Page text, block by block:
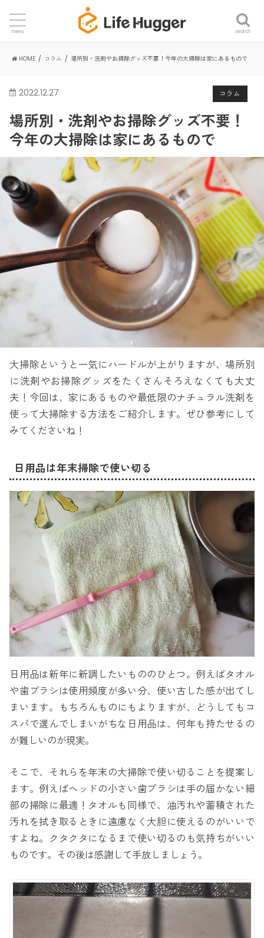
search
menu
HOME コラム 場所別・洗剤やお掃除グッズ不要！今年の大掃除は家にあるもので
コラム
2022.12.27
場所別・洗剤やお掃除グッズ不要！
今年の大掃除は家にあるもので
大掃除というと一気にハードルが上がりますが、場所別
に洗剤やお掃除グッズをたくさんそろえなくても大丈
夫！今回は、家にあるものや最低限のナチュラル洗剤を
使って大掃除する方法をご紹介します。ぜひ参考にして
みてくださいね！
日用品は年末掃除で使い切る
日用品は新年に新調したいもののひとつ。例えばタオル
や歯ブラシは使用頻度が多い分、使い古した感が出てし
まいます。もちろんものにもよりますが、どうしてもコ
スパで選んでしまいがちな日用品は、何年も持たせるの
が難しいのが現実。
そこで、それらを年末の大掃除で使い切ることを提案し
ます。例えばヘッドの小さい歯ブラシは手の届かない細
部の掃除に最適！タオルも同様で、油汚れや蓄積された
汚れを拭き取るときに遠慮なく大胆に使えるのがいいで
すよね。クタクタになるまで使い切るのも気持ちがいい
ものです。その後は感謝して手放しましょう。